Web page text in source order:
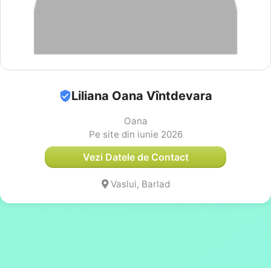
Liliana Oana Vîntdevara
Oana
Pe site din iunie 2026
Vezi Datele de Contact
Vaslui, Barlad